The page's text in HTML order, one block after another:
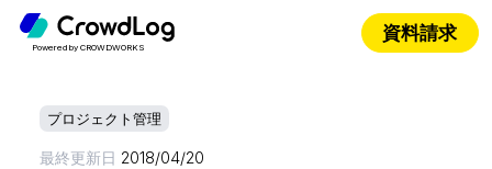
Powered by CROWDWORKS
資料請求
プロジェクト管理
最終更新日 2018/04/20